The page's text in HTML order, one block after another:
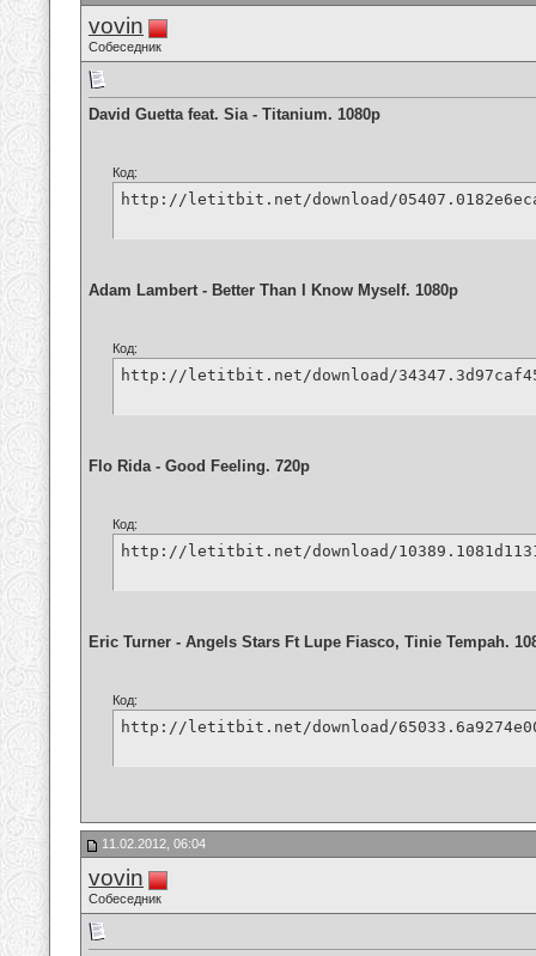
vovin
Собеседник
David Guetta feat. Sia - Titanium. 1080p
Код:
http://letitbit.net/download/
Adam Lambert - Better Than I Know Myself. 1080p
Код:
http://letitbit.net/download/
Flo Rida - Good Feeling. 720p
Код:
http://letitbit.net/download/
Eric Turner - Angels Stars Ft Lupe Fiasco, Tinie Tempah.
Код:
http://letitbit.net/download/
11.02.2012, 06:04
vovin
Собеседник